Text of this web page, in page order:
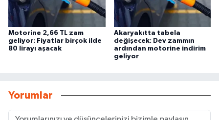
Motorine 2,66 TL zam
geliyor: Fiyatlar birçok ilde
80 lirayı aşacak
Akaryakıtta tabela
değişecek: Dev zammın
ardından motorine indirim
geliyor
Yorumlar